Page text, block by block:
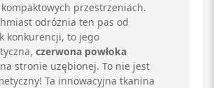
przestrzeniach.
odróżnia ten pas od
konkurencji, to jego
czerwona powłoka
na stronie uzębionej. To nie jest
Ta innowacyjna tkanina